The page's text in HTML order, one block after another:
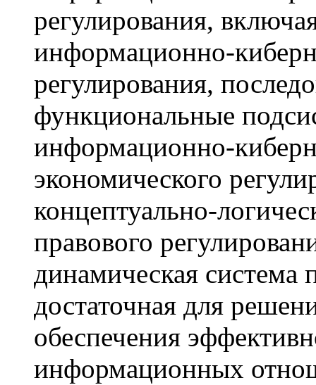
регулирования,
информационно-
регулирования,
функциональные
информационно-
экономического
концептуально-
правового
динамическая система
достаточная для
обеспечения
информационных